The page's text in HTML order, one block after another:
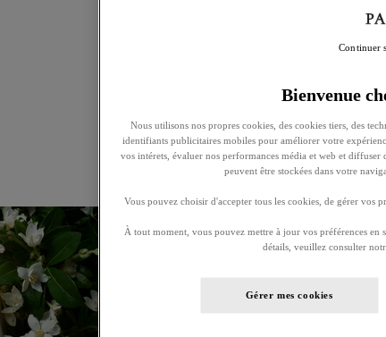
Bienvenue
Nous utilisons nos propres cookies, des cookies tiers, des
identifiants publicitaires mobiles pour améliorer votre
vos intérets, évaluer nos performances média et web et diffuser
peuvent être stockées dans votre
Vous pouvez choisir d'accepter tous les cookies, de gérer vos
À tout moment, vous pouvez mettre à jour vos préférences en
détails, veuillez consulter
Gérer mes cookies
Continuer